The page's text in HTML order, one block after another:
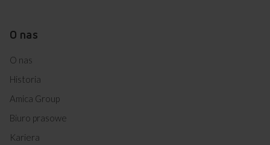
O nas
O nas
Historia
Amica Group
Biuro prasowe
Kariera